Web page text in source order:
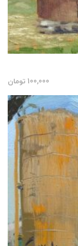
100,000 تومان